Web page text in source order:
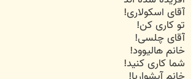
آقای اسکولاری!
تو کاری کن!
آقای چلسی!
خانم هالیوود!
شما کاری کنید!